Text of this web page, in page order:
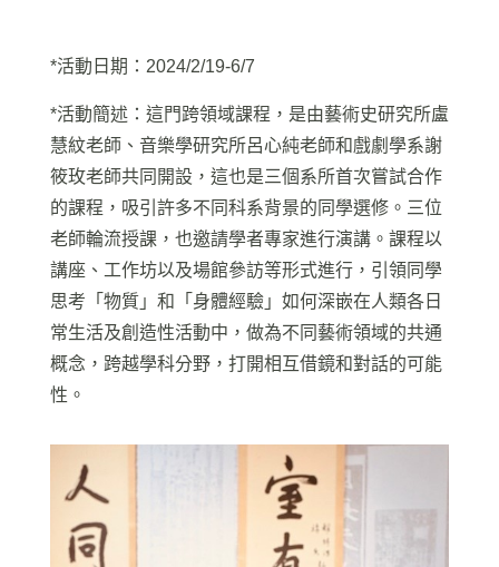
*活動日期：2024/2/19-6/7
*活動簡述：這門跨領域課程，是由藝術史研究所盧
慧紋老師、音樂學研究所呂心純老師和戲劇學系謝
筱玫老師共同開設，這也是三個系所首次嘗試合作
的課程，吸引許多不同科系背景的同學選修。三位
老師輪流授課，也邀請學者專家進行演講。課程以
講座、工作坊以及場館參訪等形式進行，引領同學
思考「物質」和「身體經驗」如何深嵌在人類各日
常生活及創造性活動中，做為不同藝術領域的共通
概念，跨越學科分野，打開相互借鏡和對話的可能
性。